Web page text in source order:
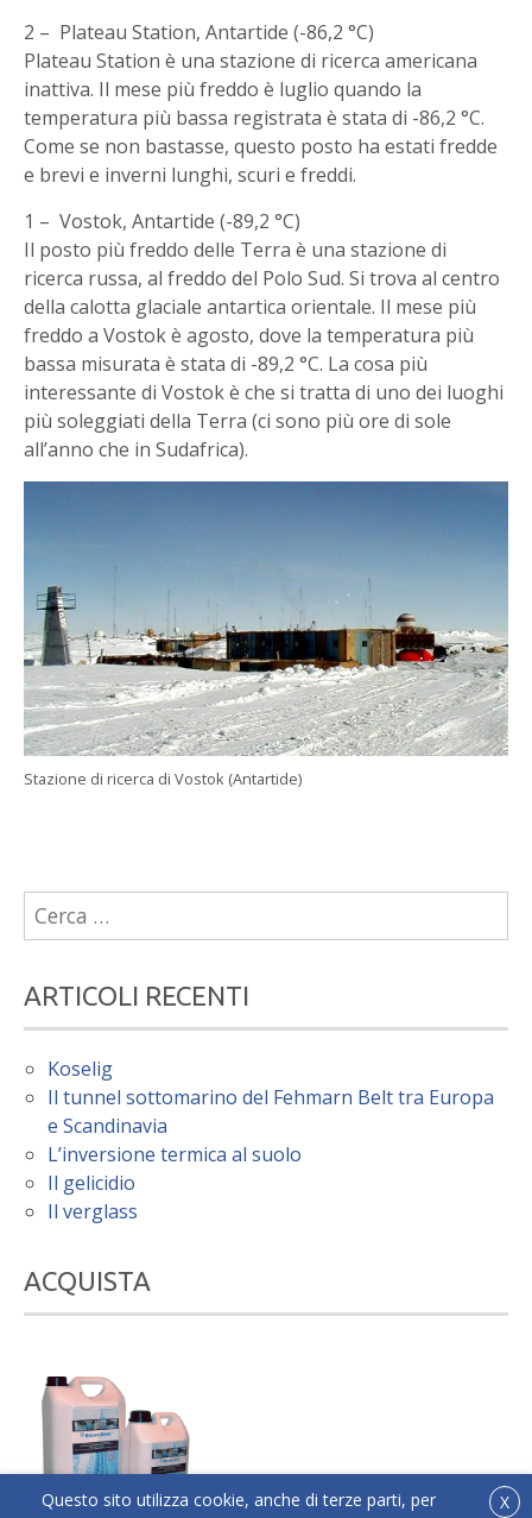
2 – Plateau Station, Antartide (-86,2 °C)
Plateau Station è una stazione di ricerca americana
inattiva. Il mese più freddo è luglio quando la
temperatura più bassa registrata è stata di -86,2 °C.
Come se non bastasse, questo posto ha estati fredde
e brevi e inverni lunghi, scuri e freddi.
1 – Vostok, Antartide (-89,2 °C)
Il posto più freddo delle Terra è una stazione di
ricerca russa, al freddo del Polo Sud. Si trova al centro
della calotta glaciale antartica orientale. Il mese più
freddo a Vostok è agosto, dove la temperatura più
bassa misurata è stata di -89,2 °C. La cosa più
interessante di Vostok è che si tratta di uno dei luoghi
più soleggiati della Terra (ci sono più ore di sole
all’anno che in Sudafrica).
Stazione di ricerca di Vostok (Antartide)
per:
ARTICOLI RECENTI
Koselig
Il tunnel sottomarino del Fehmarn Belt tra Europa
e Scandinavia
L’inversione termica al suolo
Il gelicidio
Il verglass
ACQUISTA
X
Questo sito utilizza cookie, anche di terze parti, per